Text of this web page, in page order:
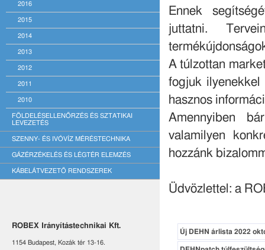
2016
2015
2014
2013
2012
2011
2010
FÖLDELÉSELLENŐRZÉS ÉS SZTATIKAI
LEVEZETÉS
SZENNY- ÉS IVÓVÍZ MÉRÉSTECHNIKA
GÁZÉRZÉKELÉS ÉS LÉGTÉR ELEMZÉS
KÁBELÁTVEZETŐ RENDSZEREK
ROBEX Irányítástechnikai Kft.
1154 Budapest, Kozák tér 13-16.
Ennek
juttatni.
A túlzottan
fogjuk ilyenekkel
hasznos
Amennyiben
valamilyen
hozzánk
Üdvözlettel: a
Új DEHN árlista 2022